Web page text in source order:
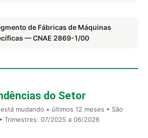
de Fábricas de Máquinas
— CNAE 2869-1/00
do Setor
mudando • últimos 12 meses • São
Trimestres: 07/2025 a 06/2026